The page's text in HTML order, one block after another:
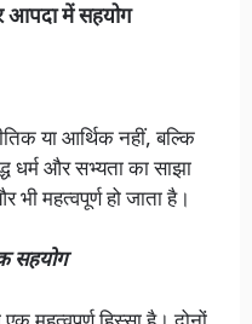
आपदा में सहयोग
या आर्थिक नहीं, बल्कि
धर्म और सभ्यता का साझा
महत्वपूर्ण हो जाता है।
सहयोग